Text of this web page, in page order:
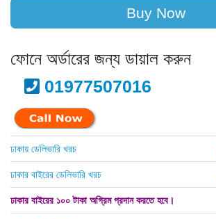
Buy Now
ফোনে অর্ডারের জন্য ডায়াল করুন
01977507016
ঢাকায় ডেলিভারি খরচ
ঢাকার বাইরের ডেলিভারি খরচ
ঢাকার বাইরের ১০০ টাকা অগ্রিম প্রদান করতে হবে।